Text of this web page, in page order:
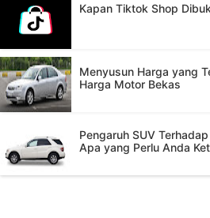
Kapan Tiktok Shop
Menyusun Harga yang
Harga Motor Bekas
Pengaruh SUV
Apa yang Perlu Anda